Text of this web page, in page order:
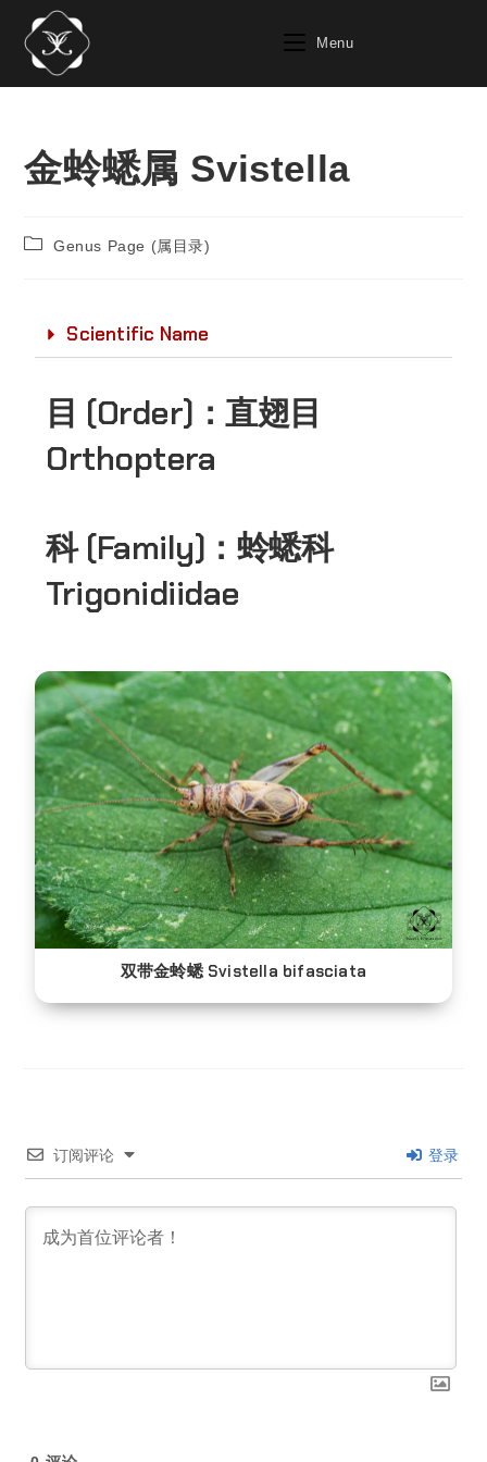
Menu
金蛉蟋属 Svistella
Genus Page (属目录)
Scientific Name
目 (Order)：直翅目
Orthoptera
科 (Family)： 蛉蟋科
Trigonidiidae
双带金蛉蟋 Svistella bifasciata
订阅评论 登录